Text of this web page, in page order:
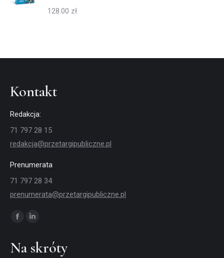
128.00 zł
Kontakt
Redakcja:
71 797 28 15
redakcja@przetargipubliczne.pl
Prenumerata
71 797 28 34
prenumerata@przetargipubliczne.pl
Znajdź nas na:
Facebook
opensopens
Na skróty